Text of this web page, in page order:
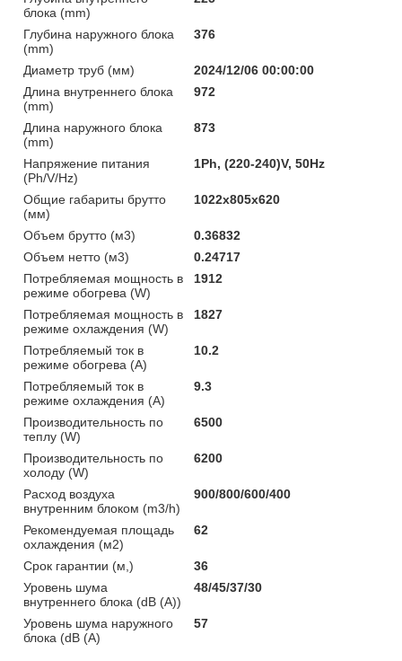
блока (mm)
Глубина наружного блока
(mm)
376
Диаметр труб (мм)
2024/12/06 00:00:00
Длина внутреннего блока
(mm)
972
Длина наружного блока
(mm)
873
Напряжение питания
(Ph/V/Hz)
1Ph, (220-240)V, 50Hz
Общие габариты брутто
(мм)
1022x805x620
Объем брутто (м3)
0.36832
Объем нетто (м3)
0.24717
Потребляемая мощность в
режиме обогрева (W)
1912
Потребляемая мощность в
режиме охлаждения (W)
1827
Потребляемый ток в
режиме обогрева (A)
10.2
Потребляемый ток в
режиме охлаждения (A)
9.3
Производительность по
теплу (W)
6500
Производительность по
холоду (W)
6200
Расход воздуха
внутренним блоком (m3/h)
900/800/600/400
Рекомендуемая площадь
охлаждения (м2)
62
Срок гарантии (м,)
36
Уровень шума
внутреннего блока (dB (A))
48/45/37/30
Уровень шума наружного
блока (dB (A)
57